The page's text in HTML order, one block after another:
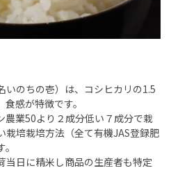
いのちの壱）は、コシヒカリの1.5
感が特徴です。
農業50より２成分低い７成分で栽
栽培栽培方法（全て有機JAS登録肥
当日に精米し商品の生産者も特定